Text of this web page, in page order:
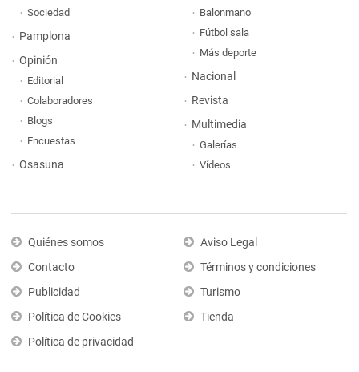
Sociedad
Pamplona
Opinión
Editorial
Colaboradores
Blogs
Encuestas
Osasuna
Balonmano
Fútbol sala
Más deporte
Nacional
Revista
Multimedia
Galerías
Vídeos
Quiénes somos
Contacto
Publicidad
Política de Cookies
Política de privacidad
Aviso Legal
Términos y condiciones
Turismo
Tienda